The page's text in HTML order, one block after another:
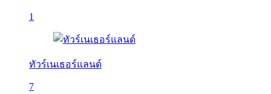
1
ทัวร์เนเธอร์แลนด์
7